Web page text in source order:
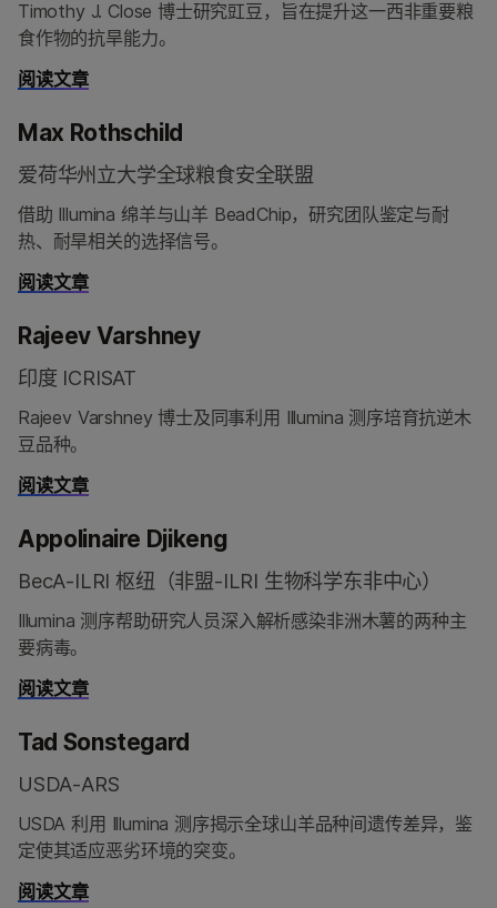
Timothy J. Close 博士研究豇豆，旨在提升这一西非重要粮
食作物的抗旱能力。
阅读文章
Max Rothschild
爱荷华州立大学全球粮食安全联盟
借助 Illumina 绵羊与山羊 BeadChip，研究团队鉴定与耐
热、耐旱相关的选择信号。
阅读文章
Rajeev Varshney
印度 ICRISAT
Rajeev Varshney 博士及同事利用 Illumina 测序培育抗逆木
豆品种。
阅读文章
Appolinaire Djikeng
BecA-ILRI 枢纽（非盟-ILRI 生物科学东非中心）
Illumina 测序帮助研究人员深入解析感染非洲木薯的两种主
要病毒。
阅读文章
Tad Sonstegard
USDA-ARS
USDA 利用 Illumina 测序揭示全球山羊品种间遗传差异，鉴
定使其适应恶劣环境的突变。
阅读文章